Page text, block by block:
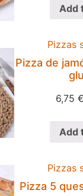
Add
Pizzas
Pizza de
6,75 €
Add
Pizzas
Pizza 5